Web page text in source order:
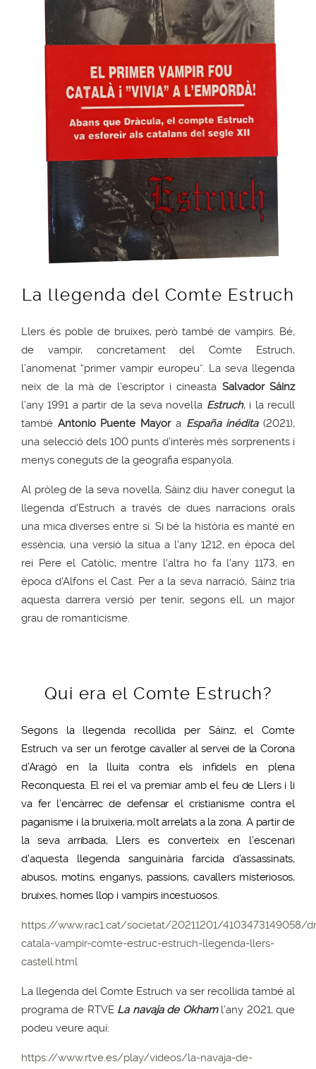
La llegenda del Comte Estruch
Llers és poble de bruixes, però també de vampirs. Bé,
de vampir, concretament del Comte Estruch,
l’anomenat “primer vampir europeu”. La seva llegenda
neix de la mà de l’escriptor i cineasta Salvador Sáinz
l’any 1991 a partir de la seva novel·la Estruch, i la recull
també Antonio Puente Mayora España inédita(2021),
una selecció dels 100 punts d’interès més sorprenents i
menys coneguts de la geografia espanyola.
Al pròleg de la seva novel·la, Sáinzdiu haver conegut la
llegenda d'Estruch a través de dues narracions orals
una mica diverses entre si. Si bé la història es manté en
essència, una versió la situa a l'any 1212, en època del
rei Pere el Catòlic, mentre l'altra ho fa l'any 1173, en
època d'Alfons el Cast. Per a la seva narració, Sáinztria
aquesta darrera versió per tenir, segons ell, un major
grau de romanticisme.
Qui era el Comte Estruch?
Segons la llegenda recollida per Sáinz, el Comte
Estruch va ser un ferotge cavaller al servei de la Corona
d’Aragó en la lluita contra els infidels en plena
Reconquesta. El rei el va premiar amb el feu de Llers i li
va fer l’encàrrec de defensar el cristianisme contra el
paganisme i la bruixeria, molt arrelats a la zona. A partir de
la seva arribada, Llers es converteix en l’escenari
d’aquesta llegenda sanguinària farcida d’assassinats,
abusos, motins, enganys, passions, cavallers misteriosos,
bruixes, homes llop i vampirs incestuosos.
https://www.rac1.cat/societat/20211201/4103473149058/
catala-vampir-comte-estruc-estruch-llegenda-llers-
castell.html
La llegenda del Comte Estruch va ser recollida també al
programa de RTVE La navaja de Okhaml’any 2021, que
podeu veure aquí:
https://www.rtve.es/play/videos/la-navaja-de-